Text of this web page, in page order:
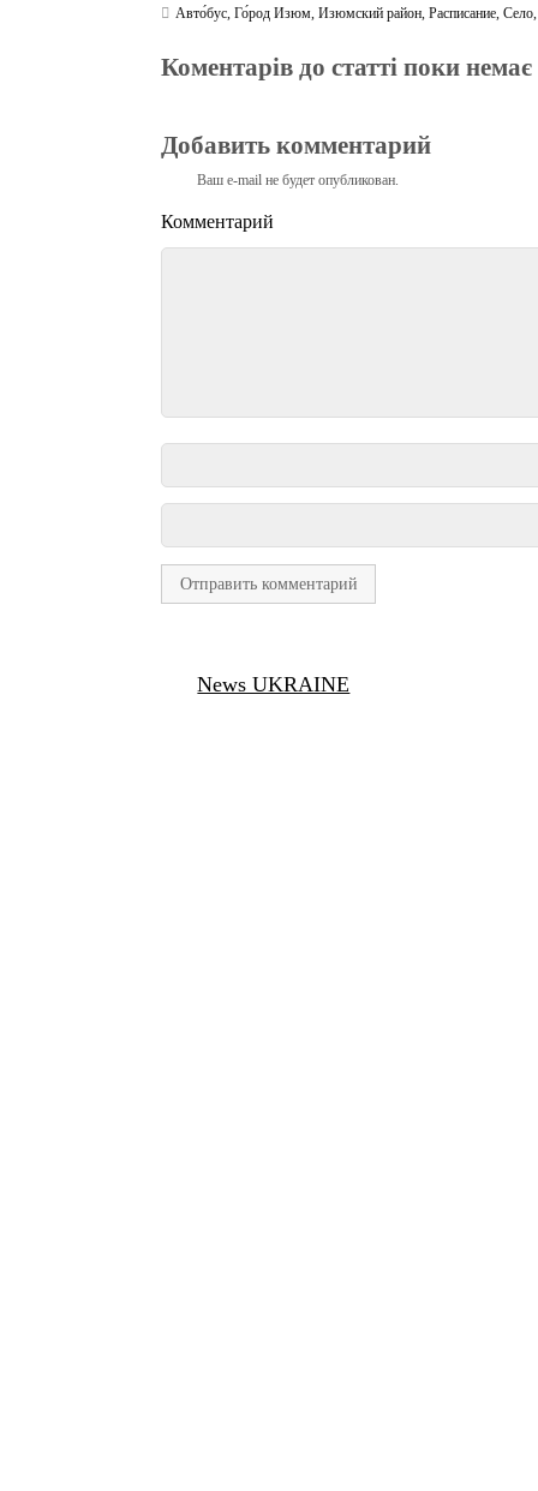
Авто́бус,Го́род Изюм,Изюмский район,Расписание,Село
Коментарів до статті поки немає
Добавить комментарий
Ваш e-mail не будет опубликован.
Комментарий
News UKRAINE